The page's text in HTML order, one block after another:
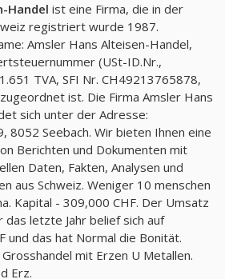
Handel ist eine Firma, die in der
registriert wurde 1987.
Amsler Hans Alteisen-Handel,
(USt-ID.Nr.,
TVA, SFI Nr. CH49213765878,
ist. Die Firma Amsler Hans
sich unter der Adresse:
8052 Seebach. Wir bieten Ihnen eine
Berichten und Dokumenten mit
Daten, Fakten, Analysen und
aus Schweiz. Weniger 10 menschen
Kapital - 309,000 CHF. Der Umsatz
letzte Jahr belief sich auf
und das hat Normal die Bonität.
mit Erzen U Metallen.
Erz.